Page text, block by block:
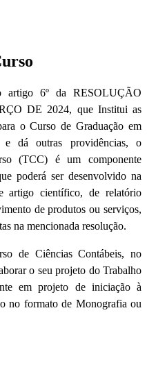
6º da RESOLUÇÃO
DE 2024, que Institui as
o Curso de Graduação em
e dá outras providências, o
(TCC) é um componente
poderá ser desenvolvido na
artigo científico, de relatório
de produtos ou serviços,
na mencionada resolução.
de Ciências Contábeis, no
o seu projeto do Trabalho
em projeto de iniciação à
no formato de Monografia ou